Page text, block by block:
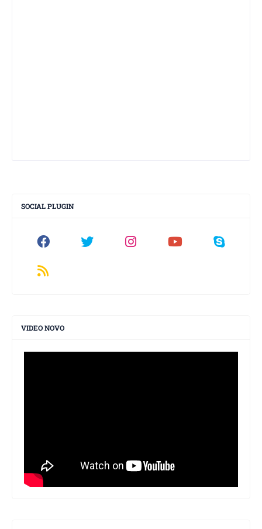
SOCIAL PLUGIN
VIDEO NOVO